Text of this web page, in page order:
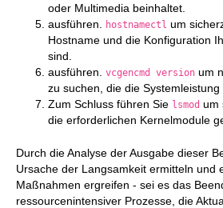
oder Multimedia beinhaltet.
ausführen.
hostnamectl um
Hostname und die Konfiguration
sind.
ausführen. vcgencmd version um
zu suchen, die die Systemleistung
Zum Schluss führen Sie lsmod um
die erforderlichen Kernelmodule
Durch die Analyse der Ausgabe dieser
Ursache der Langsamkeit ermitteln und
Maßnahmen ergreifen - sei es das
ressourcenintensiver Prozesse, die